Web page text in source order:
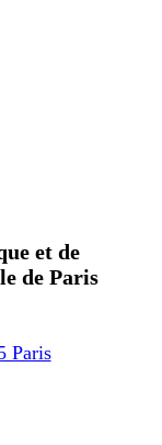
et de
de Paris
Paris